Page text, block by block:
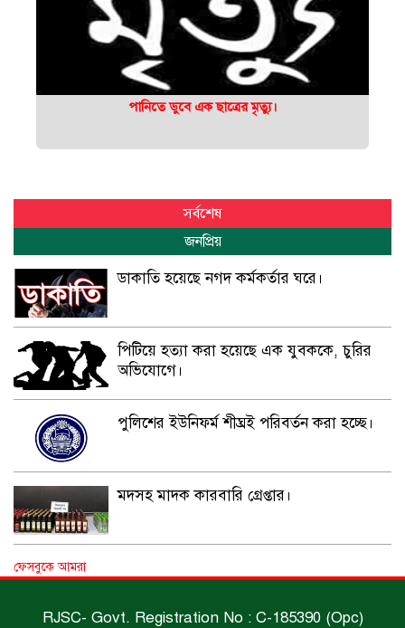
পানিতে ডুবে এক ছাত্রের মৃত্যু।
সর্বশেষ
জনপ্রিয়
ডাকাতি হয়েছে নগদ কর্মকর্তার ঘরে।
পিটিয়ে হত্যা করা হয়েছে এক যুবককে, চুরির
অভিযোগে।
পুলিশের ইউনিফর্ম শীঘ্রই পরিবর্তন করা হচ্ছে।
মদসহ মাদক কারবারি গ্রেপ্তার।
ফেসবুকে আমরা
RJSC- Govt. Registration No : C-185390 (Opc)